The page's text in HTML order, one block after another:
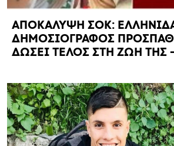
ΑΠΟΚΑΛΥΨΗ ΣΟΚ:
ΔΗΜΟΣΙΟΓΡΑΦΟΣ
ΔΩΣΕΙ ΤΕΛΟΣ ΣΤΗ ΖΩΗ ΤΗΣ